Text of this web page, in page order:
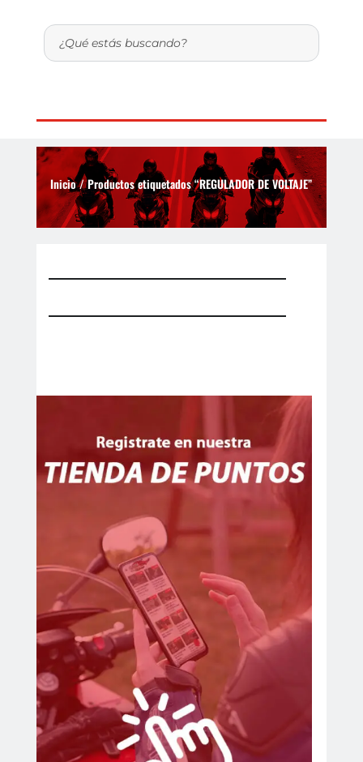
Inicio/ Productos etiquetados “REGULADOR DE VOLTAJE”